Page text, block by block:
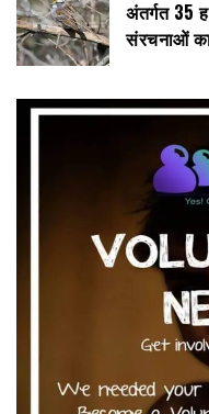
अंतर्गत 35
संरचनाओं का